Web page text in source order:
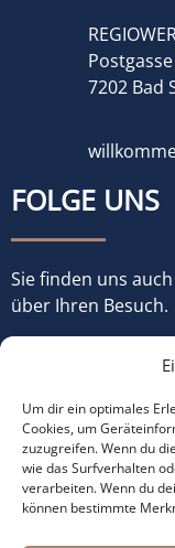
Um dir ein optimales
Cookies, um
zuzugreifen. Wenn du
wie das Surfverhalten
verarbeiten. Wenn du
können bestimmte
7202 Bad
FOLGE UNS
Sie finden uns
über Ihren Besuch.